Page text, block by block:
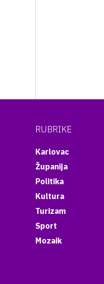
RUBRIKE
Karlovac
Županija
Politika
Kultura
Turizam
Sport
Mozaik